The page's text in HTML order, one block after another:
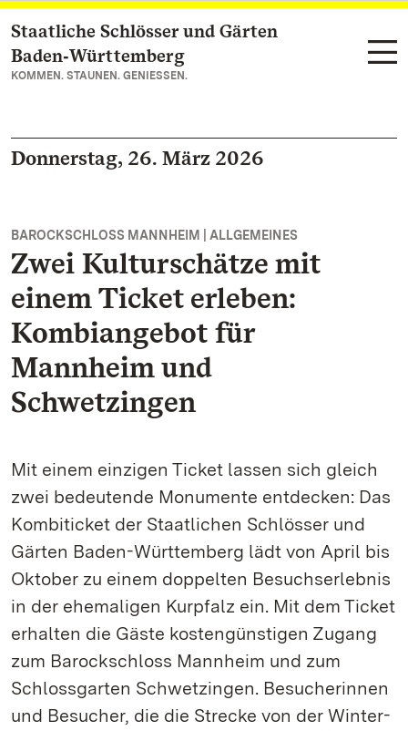
Zum Hauptinhalt springen
Staatliche Schlösser und Gärten
Baden‑Württemberg
KOMMEN. STAUNEN. GENIESSEN.
Donnerstag, 26. März 2026
BAROCKSCHLOSS MANNHEIM | ALLGEMEINES
Zwei Kulturschätze mit
einem Ticket erleben:
Kombiangebot für
Mannheim und
Schwetzingen
Mit einem einzigen Ticket lassen sich gleich
zwei bedeutende Monumente entdecken: Das
Kombiticket der Staatlichen Schlösser und
Gärten Baden-Württemberg lädt von April bis
Oktober zu einem doppelten Besuchserlebnis
in der ehemaligen Kurpfalz ein. Mit dem Ticket
erhalten die Gäste kostengünstigen Zugang
zum Barockschloss Mannheim und zum
Schlossgarten Schwetzingen. Besucherinnen
und Besucher, die die Strecke von der Winter-